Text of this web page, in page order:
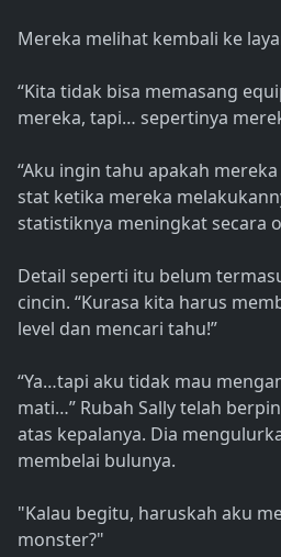
Mereka melihat kembali ke
“Kita tidak bisa memasang
mereka, tapi… sepertinya
“Aku ingin tahu apakah
stat ketika mereka
statistiknya meningkat secara
Detail seperti itu belum
cincin. “Kurasa kita harus
level dan mencari tahu!”
“Ya…tapi aku tidak mau
mati…” Rubah Sally telah
atas kepalanya. Dia
membelai bulunya.
"Kalau begitu, haruskah aku
monster?"